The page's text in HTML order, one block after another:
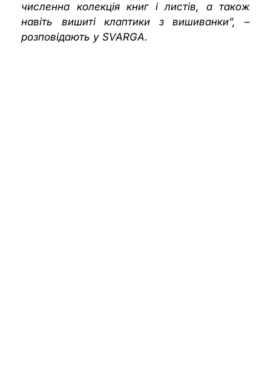
численна колекція книг і листів, а також
навіть вишиті клаптики з вишиванки”, –
розповідають у SVARGA.